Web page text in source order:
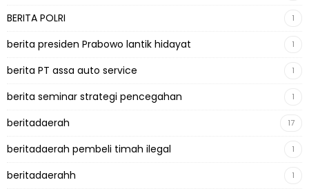
BERITA POLRI 1
berita presiden Prabowo lantik hidayat 1
berita PT assa auto service 1
berita seminar strategi pencegahan 1
beritadaerah 17
beritadaerah pembeli timah ilegal 1
beritadaerahh 1